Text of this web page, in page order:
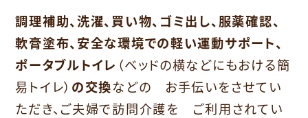
調理補助、洗濯、買い物、ゴミ出し、服薬確認、
軟膏塗布、安全な環境での軽い運動サポート、
ポータブルトイレ （ベッドの横などにもおける簡
易トイレ） の交換などの お手伝いをさせてい
ただき、ご夫婦で訪問介護を ご利用されてい